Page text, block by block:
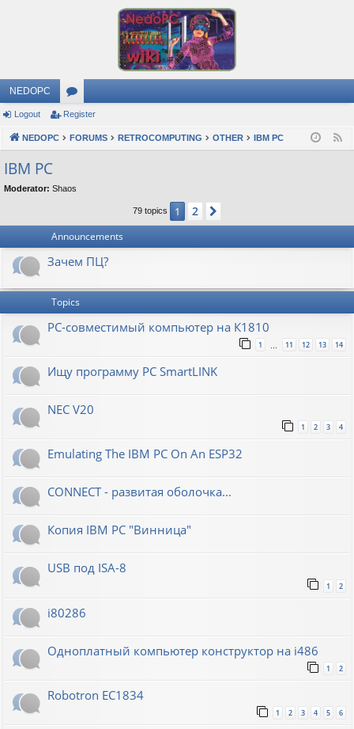
NEDOPC
or
u
s
Logout Register
NEDOPC FORUMS RETROCOMPUTING OTHER IBM PC
IBM PC
Moderator: Shaos
79 topics 1 2
Announcements
Зачем ПЦ?
Topics
PC-совместимый компьютер на К1810
1 … 11 12 13 14
Ищу программу PC SmartLINK
NEC V20
1 2 3 4
Emulating The IBM PC On An ESP32
CONNECT - развитая оболочка...
Копия IBM PC "Винница"
USB под ISA-8
1 2
i80286
Одноплатный компьютер конструктор на i486
1 2
Robotron EC1834
1 2 3 4 5 6